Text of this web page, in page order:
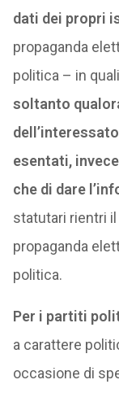
dati dei propri
propaganda
politica – in
soltanto
esentati,
che di dare
statutari rientri
propaganda
politica.
Per i partiti
a carattere
occasione di